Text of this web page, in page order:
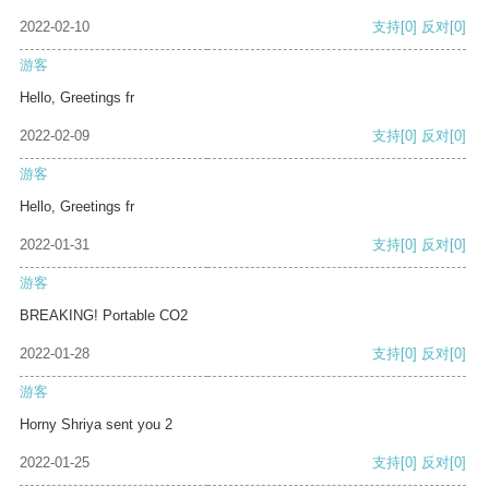
2022-02-10 支持[0] 反对[0]
游客
Hello, Greetings fr
2022-02-09 支持[0] 反对[0]
游客
Hello, Greetings fr
2022-01-31 支持[0] 反对[0]
游客
BREAKING! Portable CO2
2022-01-28 支持[0] 反对[0]
游客
Horny Shriya sent you 2
2022-01-25 支持[0] 反对[0]